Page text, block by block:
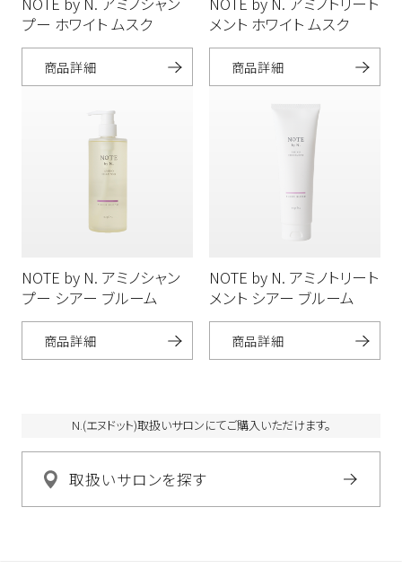
プー ホワイト ムスク
商品詳細
メント ホワイト ムスク
商品詳細
NOTE by N. アミノシャン
プー シアー ブルーム
商品詳細
NOTE by N. アミノトリート
メント シアー ブルーム
商品詳細
N.(エヌドット)取扱いサロンにてご購入いただけます。
取扱いサロンを探す